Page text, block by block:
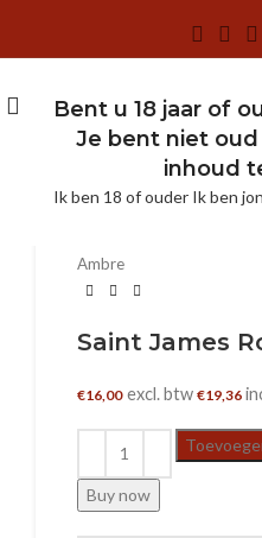
Bent u 18 jaar of
Je bent niet
inhoud
Ik ben 18 of ouder Ik ben
MENU
Klik om te vergroten
Ambre
Saint James
€16,00 excl. btw €19,36
Buy now